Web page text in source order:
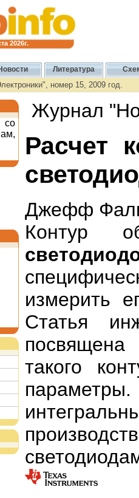
2026г.
Литература
номер 15, 2009 год.
со
Журнал
Расчет
Джефф
Контур
измерить
Статья
такого